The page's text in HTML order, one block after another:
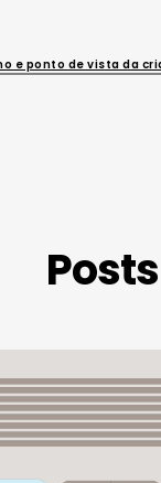
e ponto de vista da